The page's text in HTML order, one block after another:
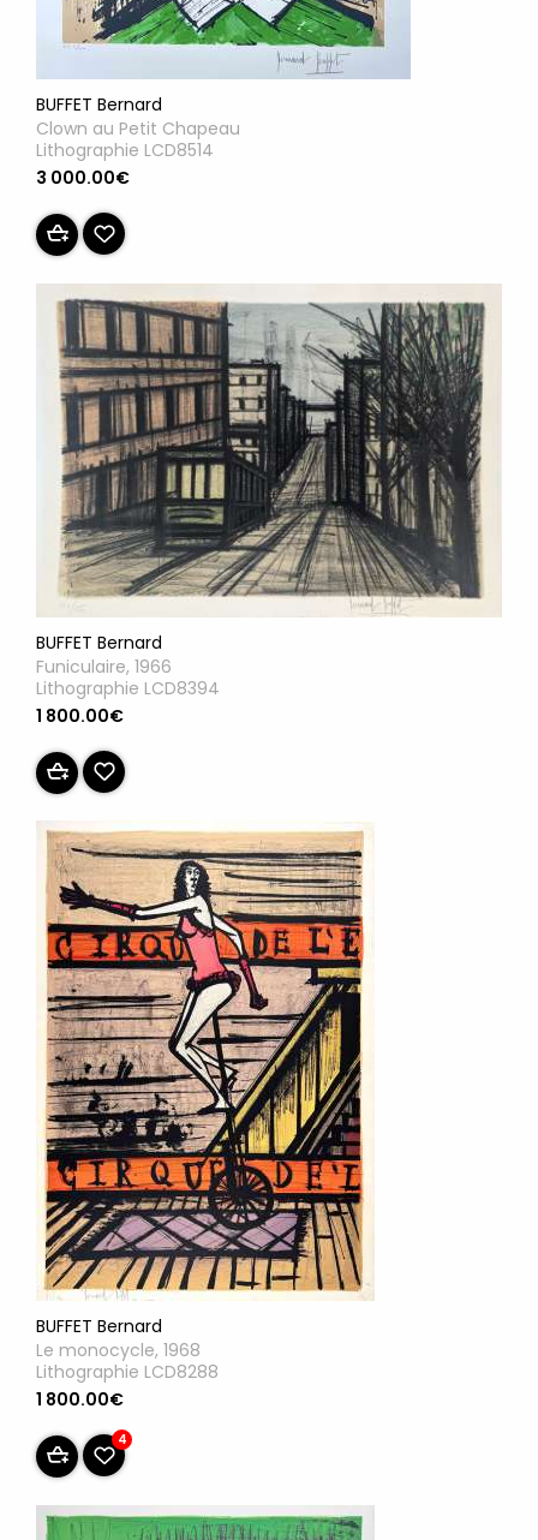
BUFFET Bernard
Clown au Petit Chapeau
Lithographie LCD8514
3 000.00€
BUFFET Bernard
Funiculaire, 1966
Lithographie LCD8394
1 800.00€
BUFFET Bernard
Le monocycle, 1968
Lithographie LCD8288
1 800.00€
4